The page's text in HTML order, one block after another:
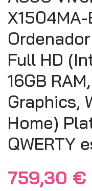
X1504MA-
Full HD
16GB
Graphics,
Home)
QWERTY
759,30 €